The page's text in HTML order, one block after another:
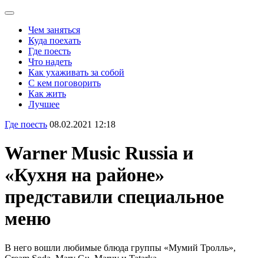
Чем заняться
Куда поехать
Где поесть
Что надеть
Как ухаживать за собой
С кем поговорить
Как жить
Лучшее
Где поесть 08.02.2021 12:18
Warner Music Russia и
«Кухня на районе»
представили специальное
меню
В него вошли любимые блюда группы «Мумий Тролль»,